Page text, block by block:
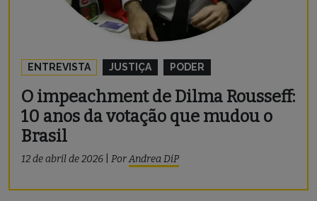
ENTREVISTA JUSTIÇA PODER
O impeachment de Dilma Rousseff:
10 anos da votação que mudou o
Brasil
12 de abril de 2026 PorAndrea DiP